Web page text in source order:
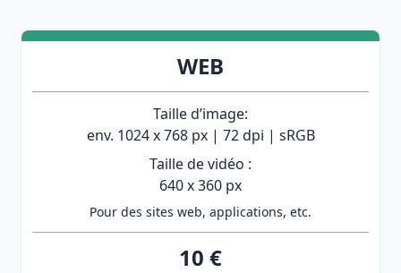
WEB
Taille d’image:
env. 1024 x 768 px | 72 dpi | sRGB
Taille de vidéo :
640 x 360 px
Pour des sites web, applications, etc.
10 €